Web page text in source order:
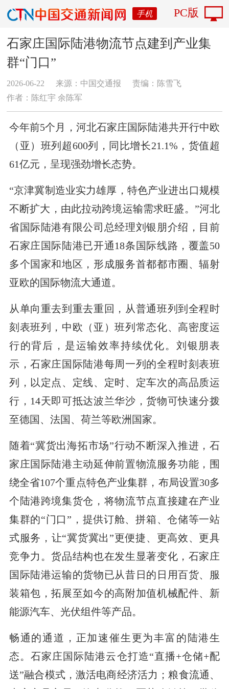
手机 PC版
石家庄国际陆港物流节点建到产业集
群“门口”
2026-06-22 来源：中国交通报
责编：陈雪飞
作者：陈红宇 余陈军
今年前5个月，河北石家庄国际陆港共开行中欧
（亚）班列超600列，同比增长21.1%，货值超
61亿元，呈现强劲增长态势。
“京津冀制造业实力雄厚，特色产业进出口规模
不断扩大，由此拉动跨境运输需求旺盛。”河北
省国际陆港有限公司总经理刘银朋介绍，目前
石家庄国际陆港已开通18条国际线路，覆盖50
多个国家和地区，形成服务首都都市圈、辐射
亚欧的国际物流大通道。
从单向重去到重去重回，从普通班列到全程时
刻表班列，中欧（亚）班列常态化、高密度运
行的背后，是运输效率持续优化。刘银朋表
示，石家庄国际陆港每周一列的全程时刻表班
列，以定点、定线、定时、定车次的高品质运
行，14天即可抵达波兰华沙，货物可快速分拨
至德国、法国、荷兰等欧洲国家。
随着“冀货出海拓市场”行动不断深入推进，石
家庄国际陆港主动延伸前置物流服务功能，围
绕全省107个重点特色产业集群，布局设置30多
个陆港跨境集货仓，将物流节点直接建在产业
集群的“门口”，提供订舱、拼箱、仓储等一站
式服务，让“冀货冀出”更便捷、更高效、更具
竞争力。货品结构也在发生显著变化，石家庄
国际陆港运输的货物已从昔日的日用百货、服
装箱包，拓展至如今的高附加值机械配件、新
能源汽车、光伏组件等产品。
畅通的通道，正加速催生更为丰富的陆港生
态。石家庄国际陆港云仓打造“直播+仓储+配
送”融合模式，激活电商经济活力；粮食流通、